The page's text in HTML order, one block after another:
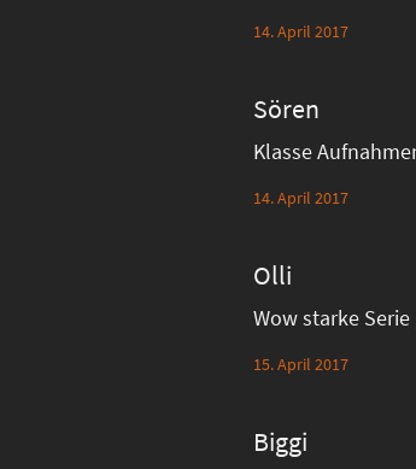
14. April 2017
Sören
Klasse
14. April 2017
Olli
Wow starke
15. April 2017
Biggi